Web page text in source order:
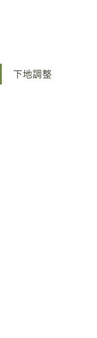
下地調整